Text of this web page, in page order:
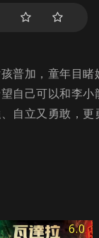
普加，童年目
自己可以和李
自立又勇敢，
6.0